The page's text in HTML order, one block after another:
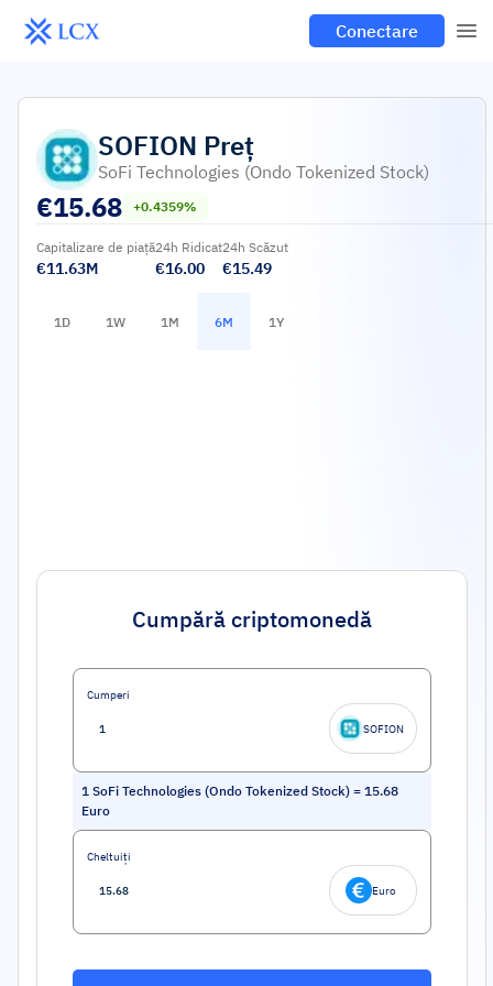
Conectare
SOFION Preț
SoFi Technologies (Ondo Tokenized Stock)
€15.68 +0.4359%
Capitalizare de piață
€11.63M
24h Ridicat
€16.00
24h Scăzut
€15.49
1D 1W 1M 6M 1Y
Cumpără criptomonedă
Cumperi
SOFION
1 SoFi Technologies (Ondo Tokenized Stock) = 15.68
Euro
Cheltuiți
Euro